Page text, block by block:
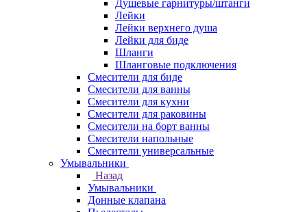
Душевые гарнитуры/штанги
Лейки
Лейки верхнего душа
Лейки для биде
Шланги
Шланговые подключения
Смесители для биде
Смесители для ванны
Смесители для кухни
Смесители для раковины
Смесители на борт ванны
Смесители напольные
Смесители универсальные
Умывальники
Назад
Умывальники
Донные клапана